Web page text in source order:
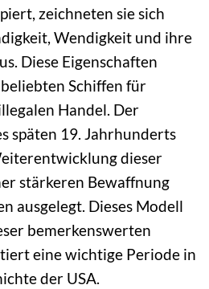
zeichneten sie sich
Wendigkeit und ihre
Diese Eigenschaften
Schiffen für
Handel. Der
späten 19. Jahrhunderts
dieser
stärkeren Bewaffnung
ausgelegt. Dieses Modell
bemerkenswerten
eine wichtige Periode in
der USA.